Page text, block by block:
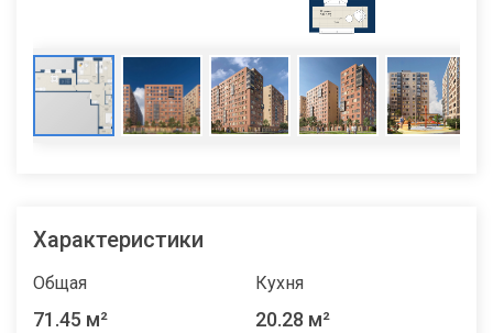
Характеристики
Общая
71.45 м²
Кухня
20.28 м²